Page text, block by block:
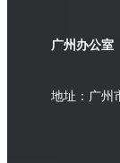
广州办公室
地址：广州